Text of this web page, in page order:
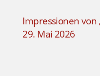
Impressionen von
29. Mai 2026